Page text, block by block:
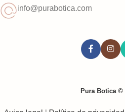
info@purabotica.com
Pura Botica ©